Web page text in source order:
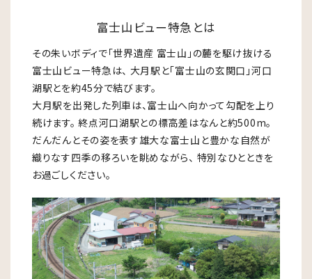
富士山ビュー特急とは
その朱いボディで「世界遺産 富士山」の麓を駆け抜ける
富士山ビュー特急は、 大月駅と「富士山の玄関口」河口
湖駅とを約45分で結びます。
大月駅を出発した列車は、富士山へ向かって勾配を上り
続けます。 終点河口湖駅との標高差はなんと約500m。
だんだんとその姿を表す雄大な富士山と豊かな自然が
織りなす四季の移ろいを眺めながら、 特別なひとときを
お過ごしください。